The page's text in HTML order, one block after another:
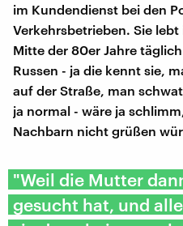
im Kundendienst bei den
Verkehrsbetrieben. Sie
Mitte der 80er Jahre
Russen - ja die kennt sie,
auf der Straße, man
ja normal - wäre ja
Nachbarn nicht grüßen
"Weil die Mutter
gesucht hat, und